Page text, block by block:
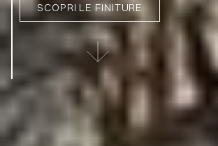
SCOPRI LE FINITURE